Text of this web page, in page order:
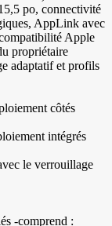
po, connectivité
AppLink avec
Apple
propriétaire
adaptatif et profils
côtés
intégrés
le verrouillage
-comprend :